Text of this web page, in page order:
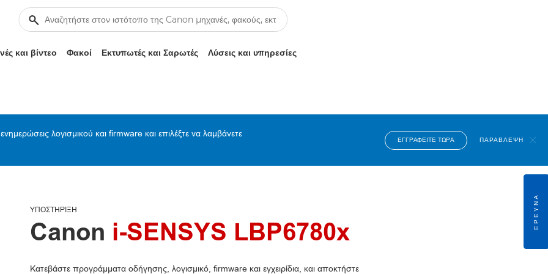
και βίντεο Φακοί Εκτυπωτές και Σαρωτές Λύσεις και υπηρεσίες
λογισμικού και firmware και επιλέξτε να λαμβάνετε
ΕΓΓΡΑΦΕΊΤΕ ΤΏΡΑ ΠΑΡΆΒΛΕΨΗ
ΥΠΟΣΤΉΡΙΞΗ
Canon i-SENSYS LBP6780x
Κατεβάστε προγράμματα οδήγησης, λογισμικό, firmware και εγχειρίδια, και αποκτήστε
ΈΡΕΥΝΑ